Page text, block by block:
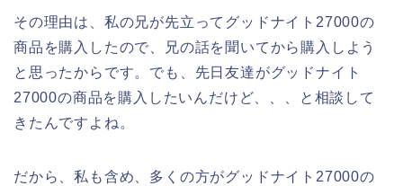
その理由は、私の兄が先立ってグッドナイト27000の
商品を購入したので、兄の話を聞いてから購入しよう
と思ったからです。でも、先日友達がグッドナイト
27000の商品を購入したいんだけど、、、と相談して
きたんですよね。
だから、私も含め、多くの方がグッドナイト27000の